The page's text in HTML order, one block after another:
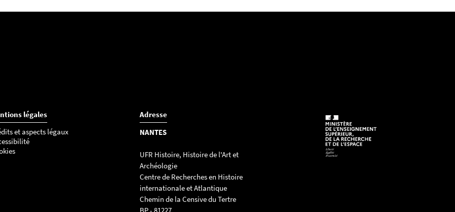
légales
et aspects légaux
Adresse
NANTES
UFR Histoire, Histoire de l'Art et
Archéologie
Centre de Recherches en Histoire
internationale et Atlantique
Chemin de la Censive du Tertre